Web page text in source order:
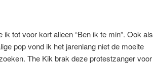
tot voor kort alleen “Ben ik te min”. Ook als
pop vond ik het jarenlang niet de moeite
The Kik brak deze protestzanger voor